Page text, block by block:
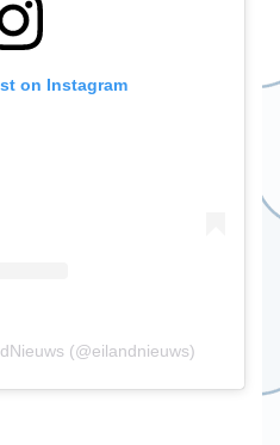
on Instagram
(@eilandnieuws)